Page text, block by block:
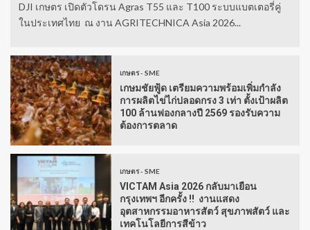
DJI เกษตร เปิดตัวโดรน Agras T55 และ T100 ระบบแบตเตอรี่คู่
ในประเทศไทย ณ งาน AGRITECHNICA Asia 2026...
เกษตร - SME
เกษมชัยฟู้ด เตรียมความพร้อมเพิ่มกำลัง
การผลิตไข่ไก่ปลอดกรง 3 เท่า ตั้งเป้าผลิต
100 ล้านฟองกลางปี 2569 รองรับความ
ต้องการตลาด
เกษตร - SME
VICTAM Asia 2026 กลับมาเยือน
กรุงเทพฯ อีกครั้ง !! งานแสดง
อุตสาหกรรมอาหารสัตว์ สุขภาพสัตว์ และ
เทคโนโลยีการสีข้าว